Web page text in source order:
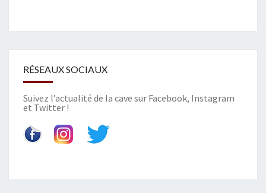
RÉSEAUX SOCIAUX
Suivez l’actualité de la cave sur Facebook, Instagram
et Twitter !